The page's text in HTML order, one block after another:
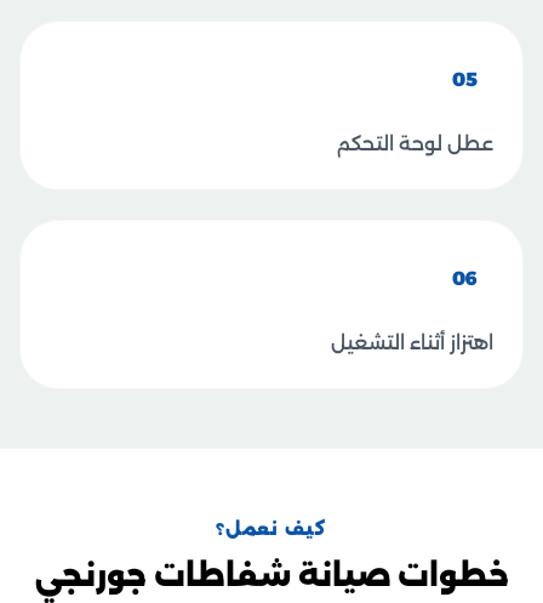
05
عطل لوحة التحكم
06
اهتزاز أثناء التشغيل
كيف نعمل؟
خطوات صيانة شفاطات جورنجي